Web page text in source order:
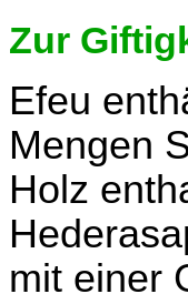
Zur
Efeu
Mengen
Holz
mit einer